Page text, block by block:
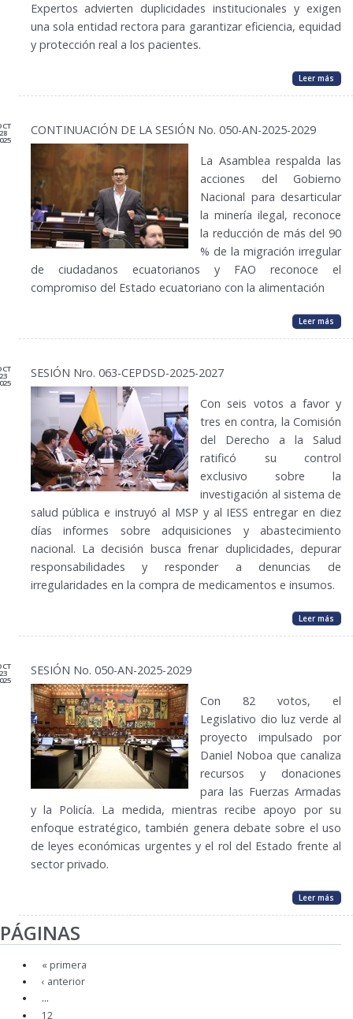
Expertos advierten duplicidades institucionales y exigen
una sola entidad rectora para garantizar eficiencia, equidad
y protección real a los pacientes.
Leer más
28 CONTINUACIÓN DE LA SESIÓN No. 050-AN-2025-2029
La Asamblea respalda las
acciones del Gobierno
Nacional para desarticular
la minería ilegal, reconoce
la reducción de más del 90
% de la migración irregular
de ciudadanos ecuatorianos y FAO reconoce el
compromiso del Estado ecuatoriano con la alimentación
Leer más
23 SESIÓN Nro. 063-CEPDSD-2025-2027
Con seis votos a favor y
tres en contra, la Comisión
del Derecho a la Salud
ratificó su control
exclusivo sobre la
investigación al sistema de
salud pública e instruyó al MSP y al IESS entregar en diez
días informes sobre adquisiciones y abastecimiento
nacional. La decisión busca frenar duplicidades, depurar
responsabilidades y responder a denuncias de
irregularidades en la compra de medicamentos e insumos.
Leer más
23 SESIÓN No. 050-AN-2025-2029
Con 82 votos, el
Legislativo dio luz verde al
proyecto impulsado por
Daniel Noboa que canaliza
recursos y donaciones
para las Fuerzas Armadas
y la Policía. La medida, mientras recibe apoyo por su
enfoque estratégico, también genera debate sobre el uso
de leyes económicas urgentes y el rol del Estado frente al
sector privado.
Leer más
PÁGINAS
« primera
‹ anterior
…
12